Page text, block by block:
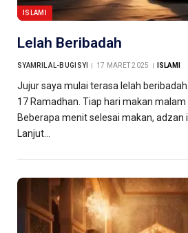
ISLAMI
Lelah Beribadah
SYAMRIL AL-BUGISYI 17 MARET 2025 ISLAMI
Jujur saya mulai terasa lelah
17 Ramadhan. Tiap hari makan
Beberapa menit selesai makan, adzan
Lanjut…